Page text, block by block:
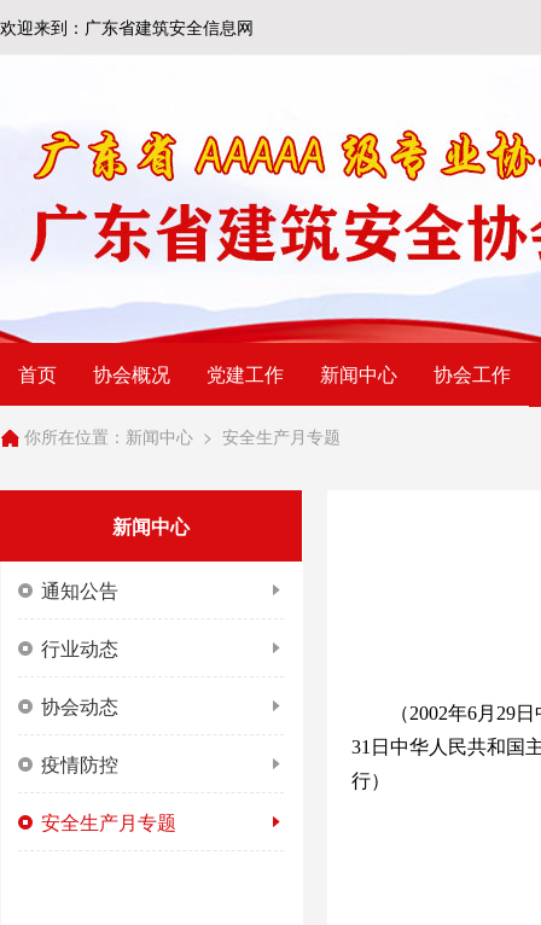
欢迎来到：广东省建筑安全信息网
首页 协会概况 党建工作 新闻中心 协会工作
你所在位置： 新闻中心 > 安全生产月专题
新闻中心
通知公告
行业动态
协会动态
疫情防控
安全生产月专题
（2002年6月29
31日中华人民共和国
行）